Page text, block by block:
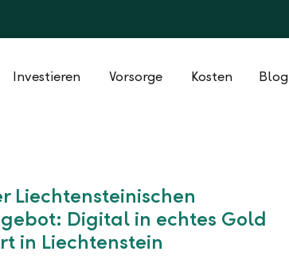
Investieren Vorsorge Kosten Blog
Liechtensteinischen
Digital in echtes Gold
in Liechtenstein